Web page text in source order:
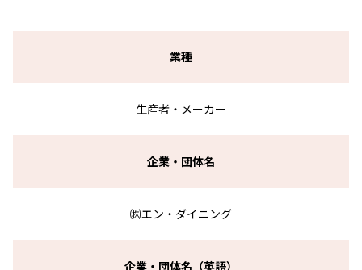
業種
生産者・メーカー
企業・団体名
㈱エン・ダイニング
企業・団体名（英語）